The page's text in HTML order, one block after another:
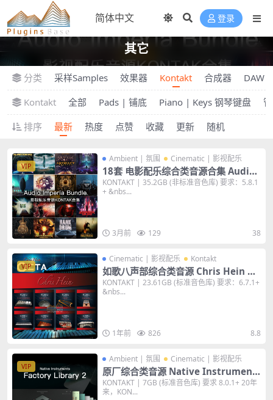
登录
其它
分类 采样Samples 效果器 Kontakt 合成器
DAW
Kontakt
全部 Pads | 铺底 Piano | Keys 钢琴键盘
排序
最新 热度 点赞 收藏 更新 随机
VIP
Ambient | 氛围 Cinematic | 影视配乐
18套 电影配乐综合类音源合集 Audio I
mperia Bundle KONTAKT 音色库
KONTAKT | 35.2GB (非标准音色库) 要求：5.8.1
+ &nbs...
3月前 129 38
VIP
Cinematic | 影视配乐 Kontakt
如歌八声部综合类音源 Chris Hein OC
TA KONTAKT 编曲音色库
KONTAKT | 23.61GB (标准音色库) 要求：6.7.1+
&nbs...
1年前 826 8.8
VIP
Ambient | 氛围 Cinematic | 影视配乐
原厂综合类音源 Native Instrument
s Factory Selection 2 v1.2.0 KONTA
KT 音色库
KONTAKT | 7GB (标准音色库) 要求 8.0.1+ 20年
来，KON...